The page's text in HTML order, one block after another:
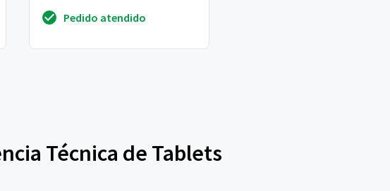
com ...Pedido atendido
Técnica de Tablets